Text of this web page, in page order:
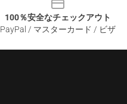
100％安全なチェックアウト
PayPal / マスターカード / ビザ